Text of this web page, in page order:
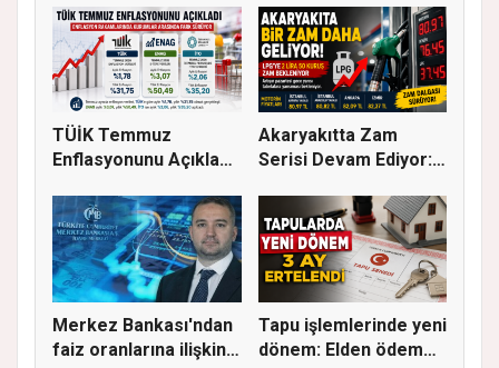
DEST...
TÜİK Temmuz
Enflasyonunu Açıkladı:
Akaryakıtta Zam
Serisi Devam Ediyor:
Merkez Bankası'ndan
faiz oranlarına ilişkin
Tapu işlemlerinde yeni
dönem: Elden ödeme